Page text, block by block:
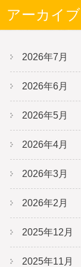
アーカイブ
2026年7月
2026年6月
2026年5月
2026年4月
2026年3月
2026年2月
2025年12月
2025年11月